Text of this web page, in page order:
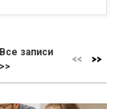
Все записи
>>